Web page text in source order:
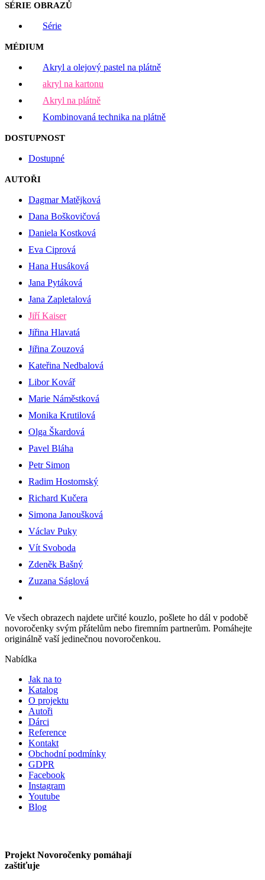
SÉRIE OBRAZŮ
Série
MÉDIUM
Akryl a olejový pastel na plátně
akryl na kartonu
Akryl na plátně
Kombinovaná technika na plátně
DOSTUPNOST
Dostupné
AUTOŘI
Dagmar Matějková
Dana Boškovičová
Daniela Kostková
Eva Ciprová
Hana Husáková
Jana Pytáková
Jana Zapletalová
Jiří Kaiser
Jiřina Hlavatá
Jiřina Zouzová
Kateřina Nedbalová
Libor Kovář
Marie Náměstková
Monika Krutilová
Olga Škardová
Pavel Bláha
Petr Simon
Radim Hostomský
Richard Kučera
Simona Janoušková
Václav Puky
Vít Svoboda
Zdeněk Bašný
Zuzana Ságlová
Ve všech obrazech najdete určité kouzlo, pošlete ho dál v podobě
novoročenky svým přátelům nebo firemním partnerům. Pomáhejte
originálně vaší jedinečnou novoročenkou.
Nabídka
Jak na to
Katalog
O projektu
Autoři
Dárci
Reference
Kontakt
Obchodní podmínky
GDPR
Facebook
Instagram
Youtube
Blog
Projekt Novoročenky pomáhají
zaštiťuje